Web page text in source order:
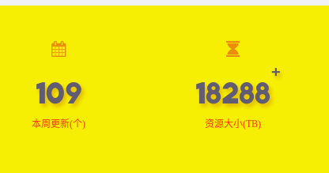
109
本周更新(个)
18407
资源大小(TB)